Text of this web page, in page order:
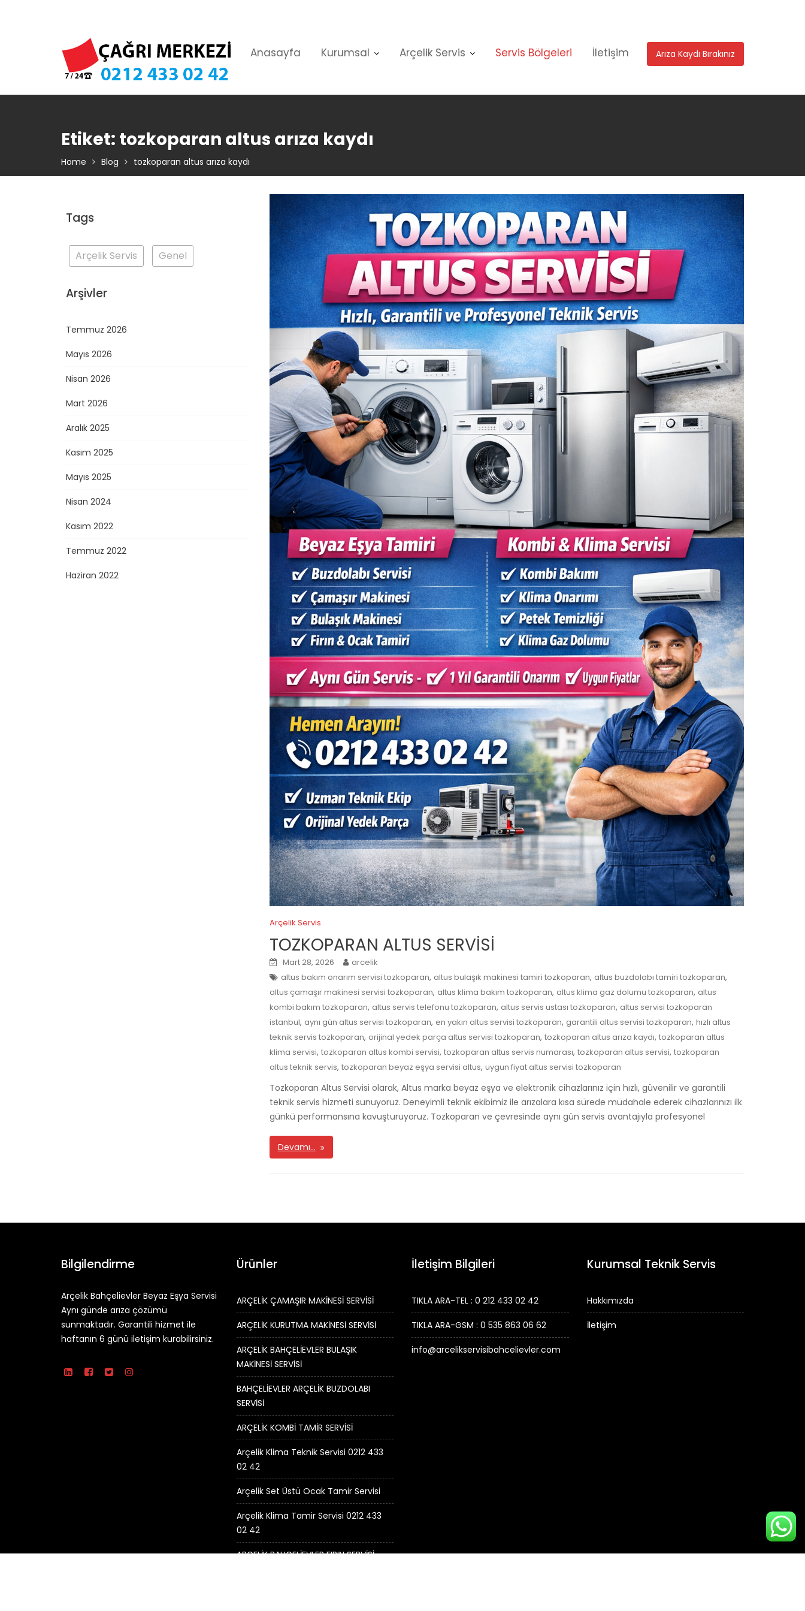
Arıza Kaydı Bırakınız
Anasayfa Kurumsal Arçelik Servis Servis Bölgeleri İletişim
Etiket: tozkoparan altus arıza kaydı
Home Blog tozkoparan altus arıza kaydı
Arçelik Servis
TOZKOPARAN ALTUS SERVİSİ
Mart 28, 2026
arcelik
altus bakım onarım servisi tozkoparan, altus bulaşık makinesi tamiri tozkoparan, altus buzdolabı tamiri tozkoparan,
altus çamaşır makinesi servisi tozkoparan, altus klima bakım tozkoparan, altus klima gaz dolumu tozkoparan, altus
kombi bakım tozkoparan, altus servis telefonu tozkoparan, altus servis ustası tozkoparan, altus servisi tozkoparan
istanbul, aynı gün altus servisi tozkoparan, en yakın altus servisi tozkoparan, garantili altus servisi tozkoparan, hızlı altus
teknik servis tozkoparan, orijinal yedek parça altus servisi tozkoparan, tozkoparan altus arıza kaydı, tozkoparan altus
klima servisi, tozkoparan altus kombi servisi, tozkoparan altus servis numarası, tozkoparan altus servisi, tozkoparan
altus teknik servis, tozkoparan beyaz eşya servisi altus, uygun fiyat altus servisi tozkoparan
Tozkoparan Altus Servisi olarak, Altus marka beyaz eşya ve elektronik cihazlarınız için hızlı, güvenilir ve garantili
teknik servis hizmeti sunuyoruz. Deneyimli teknik ekibimiz ile arızalara kısa sürede müdahale ederek cihazlarınızı ilk
günkü performansına kavuşturuyoruz. Tozkoparan ve çevresinde aynı gün servis avantajıyla profesyonel
Devamı…
Tags
Arçelik Servis Genel
Arşivler
Temmuz 2026
Mayıs 2026
Nisan 2026
Mart 2026
Aralık 2025
Kasım 2025
Mayıs 2025
Nisan 2024
Kasım 2022
Temmuz 2022
Haziran 2022
Bilgilendirme
Arçelik Bahçelievler Beyaz Eşya Servisi
Aynı günde arıza çözümü
sunmaktadır. Garantili hizmet ile
haftanın 6 günü iletişim kurabilirsiniz.
Ürünler
ARÇELİK ÇAMAŞIR MAKİNESİ SERVİSİ
ARÇELİK KURUTMA MAKİNESİ SERVİSİ
ARÇELİK BAHÇELİEVLER BULAŞIK
MAKİNESİ SERVİSİ
BAHÇELİEVLER ARÇELİK BUZDOLABI
SERVİSİ
ARÇELİK KOMBİ TAMİR SERVİSİ
Arçelik Klima Teknik Servisi 0212 433
02 42
Arçelik Set Üstü Ocak Tamir Servisi
Arçelik Klima Tamir Servisi 0212 433
02 42
ARÇELİK BAHÇELİEVLER FIRIN SERVİSİ
İletişim Bilgileri
TIKLA ARA-TEL : 0 212 433 02 42
TIKLA ARA-GSM : 0 535 863 06 62
info@arcelikservisibahcelievler.com
Kurumsal Teknik Servis
Hakkımızda
İletişim